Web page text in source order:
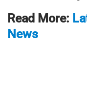
Read More:
News